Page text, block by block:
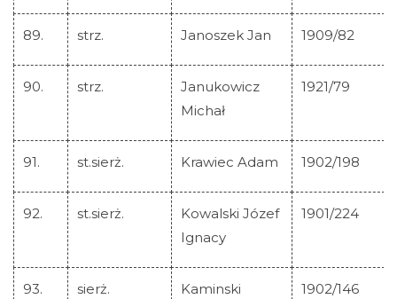
89. strz. Janoszek Jan 1909/82
90. strz.
Janukowicz
Michał
1921/79
91. st.sierż. Krawiec Adam 1902/198
92. st.sierż.
Kowalski Józef
Ignacy
1901/224
93. sierż.
Kaminski
1902/146